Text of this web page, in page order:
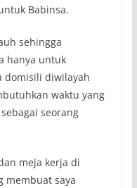
Babinsa.
sehingga
hanya untuk
domisili diwilayah
waktu yang
seorang
meja kerja di
membuat saya